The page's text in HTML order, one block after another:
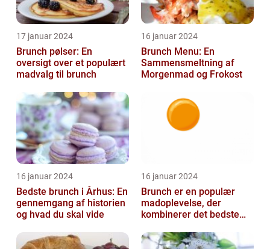
17 januar 2024
Brunch pølser: En
oversigt over et populært
madvalg til brunch
16 januar 2024
Brunch Menu: En
Sammensmeltning af
Morgenmad og Frokost
16 januar 2024
Bedste brunch i Århus: En
gennemgang af historien
og hvad du skal vide
16 januar 2024
Brunch er en populær
madoplevelse, der
kombinerer det bedste
frokost